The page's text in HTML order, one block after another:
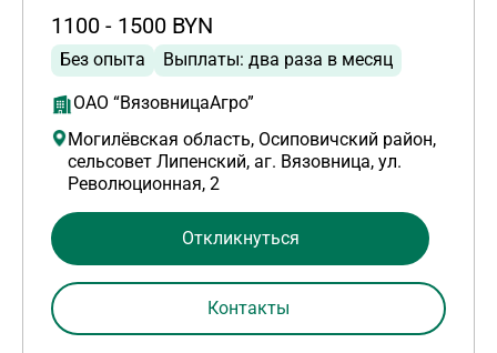
1100 - 1500 BYN
Без опыта Выплаты: два раза в месяц
ОАО “ВязовницаАгро”
Могилёвская область, Осиповичский район,
сельсовет Липенский, аг. Вязовница, ул.
Революционная, 2
Откликнуться
Контакты